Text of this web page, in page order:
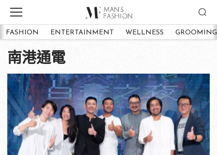
FASHION ENTERTAINMENT WELLNESS GROOMING
南港通電